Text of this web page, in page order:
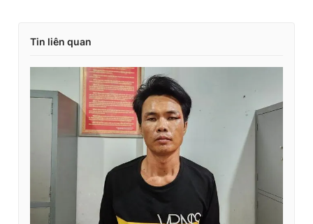
Tin liên quan